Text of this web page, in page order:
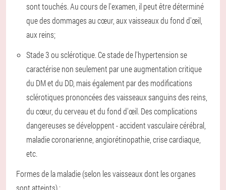
sont touchés. Au cours de l'examen, il peut être déterminé
que des dommages au cœur, aux vaisseaux du fond d'œil,
aux reins;
Stade 3 ou sclérotique. Ce stade de l'hypertension se
caractérise non seulement par une augmentation critique
du DM et du DD, mais également par des modifications
sclérotiques prononcées des vaisseaux sanguins des reins,
du cœur, du cerveau et du fond d'œil. Des complications
dangereuses se développent - accident vasculaire cérébral,
maladie coronarienne, angiorétinopathie, crise cardiaque,
etc.
Formes de la maladie (selon les vaisseaux dont les organes
sont atteints) :